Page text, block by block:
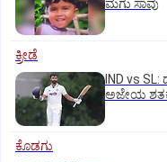
ಮಗು ಸಾವು
ಕ್ರೀಡೆ
IND vs
ಅಜೇಯ
ಕೊಡಗು